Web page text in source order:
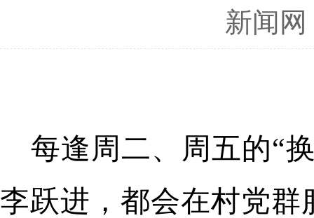
新闻网
每逢周二、周五的“
李跃进，都会在村党群